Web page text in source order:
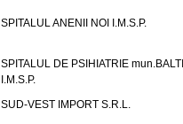
SPITALUL ANENII NOI I.M.S.P.
SPITALUL DE PSIHIATRIE mun.BALTI
I.M.S.P.
SUD-VEST IMPORT S.R.L.